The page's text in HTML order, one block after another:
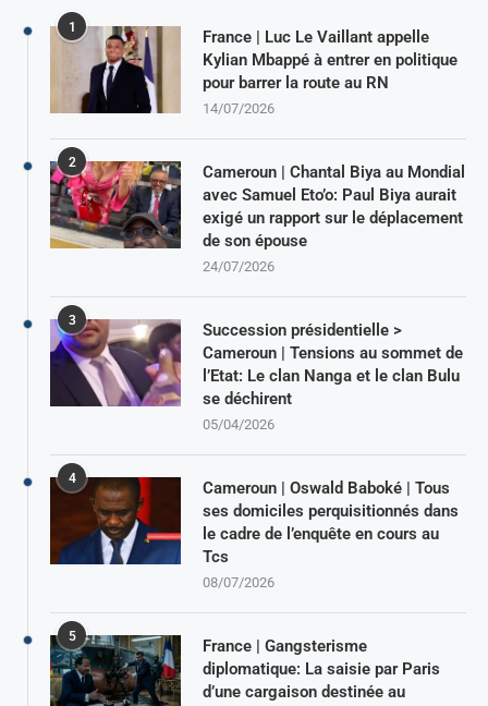
1
France | Luc Le Vaillant appelle
Kylian Mbappé à entrer en politique
pour barrer la route au RN
14/07/2026
2
Cameroun | Chantal Biya au Mondial
avec Samuel Eto’o: Paul Biya aurait
exigé un rapport sur le déplacement
de son épouse
24/07/2026
3
Succession présidentielle >
Cameroun | Tensions au sommet de
l’Etat: Le clan Nanga et le clan Bulu
se déchirent
05/04/2026
4
Cameroun | Oswald Baboké | Tous
ses domiciles perquisitionnés dans
le cadre de l’enquête en cours au
Tcs
08/07/2026
5
France | Gangsterisme
diplomatique: La saisie par Paris
d’une cargaison destinée au